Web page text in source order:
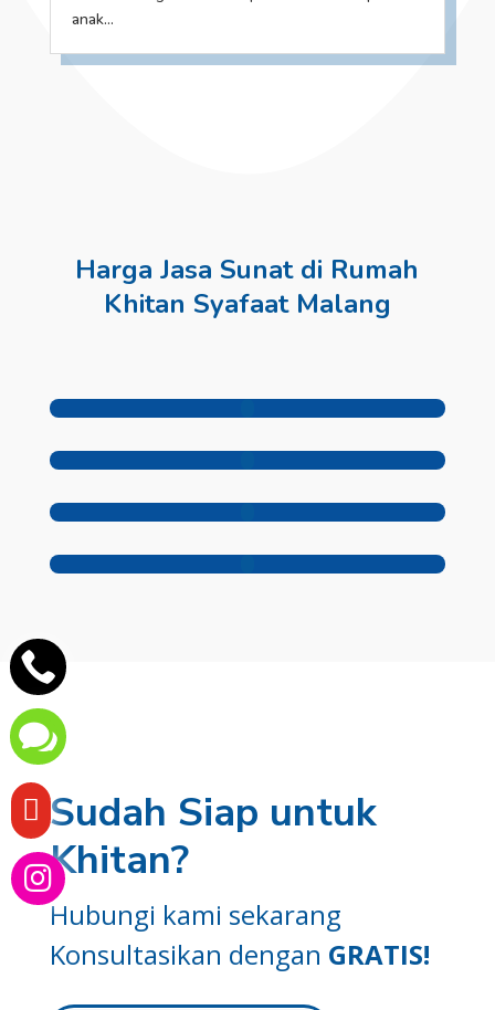
anak...
Harga Jasa Sunat di Rumah
Khitan Syafaat Malang
Sudah Siap untuk
Khitan?
Hubungi kami sekarang
Konsultasikan dengan GRATIS!



